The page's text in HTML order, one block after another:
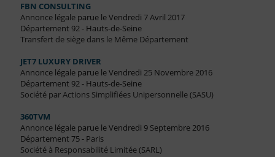
FBN CONSULTING
Annonce légale parue le Vendredi 7 Avril 2017
Département 92 - Hauts-de-Seine
Transfert de siège dans le Même Département
JET7 LUXURY DRIVER
Annonce légale parue le Vendredi 25 Novembre 2016
Département 92 - Hauts-de-Seine
Société par Actions Simplifiées Unipersonnelle (SASU)
360TVM
Annonce légale parue le Vendredi 9 Septembre 2016
Département 75 - Paris
Société à Responsabilité Limitée (SARL)